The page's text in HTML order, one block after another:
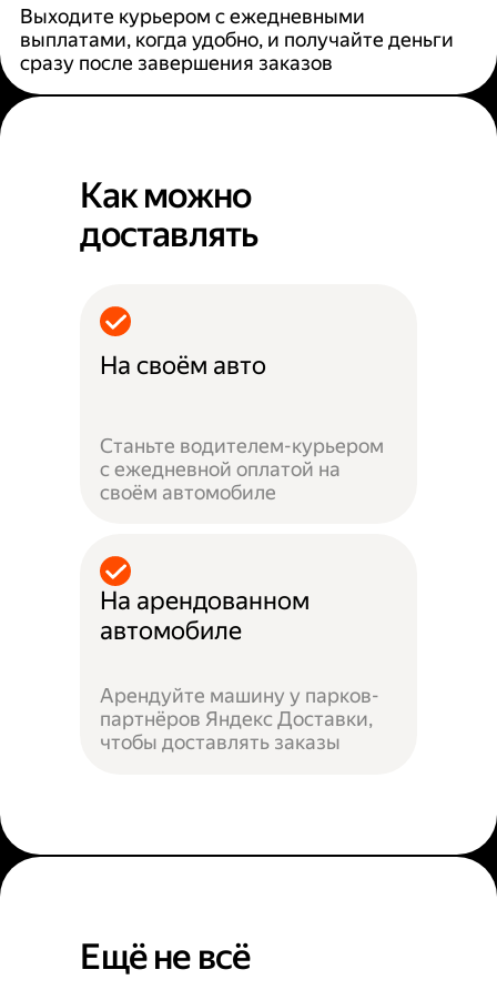
Выходите курьером с ежедневными
выплатами, когда удобно, и получайте деньги
сразу после завершения заказов
Как можно
доставлять
На своём авто
Станьте водителем-курьером
с ежедневной оплатой на
своём автомобиле
На арендованном
автомобиле
Арендуйте машину у парков-
партнёров Яндекс Доставки,
чтобы доставлять заказы
Ещё не всё